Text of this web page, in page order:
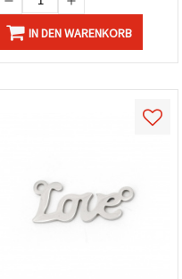
IN DEN WARENKORB